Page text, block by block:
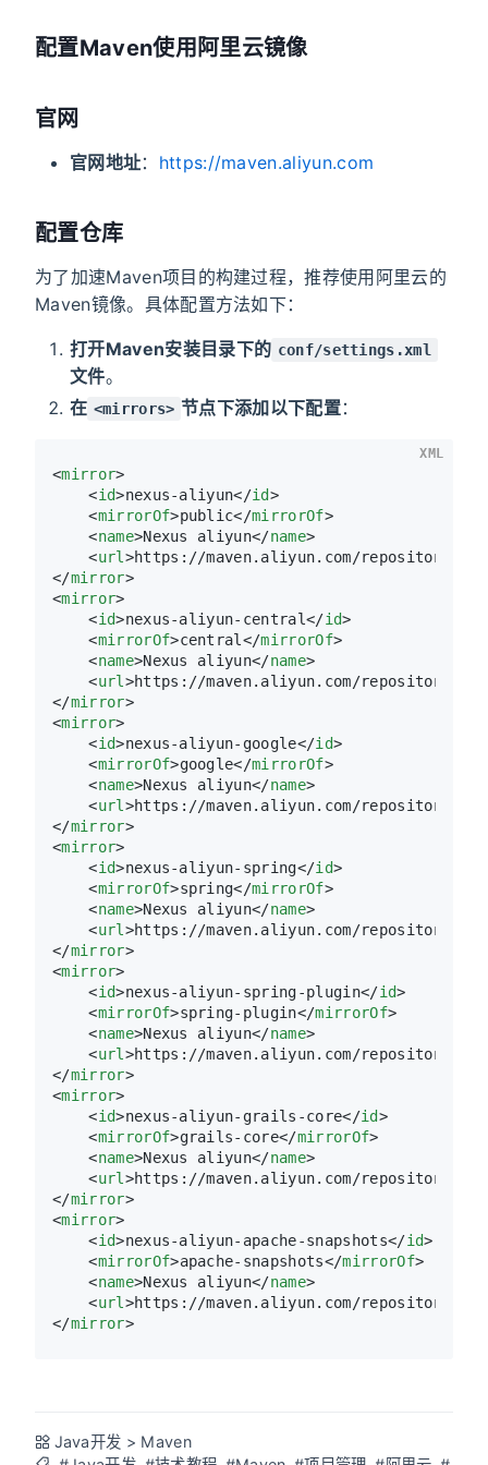
配置Maven使用阿里云镜像
官网
官网地址： https://maven.aliyun.com
配置仓库
为了加速Maven项目的构建过程，推荐使用阿里云的
Maven镜像。具体配置方法如下：
打开Maven安装目录下的 conf/settings.xml
文件。
在 <mirrors> 节点下添加以下配置：
<mirror>
<id>nexus-aliyun</id>
<mirrorOf>public</mirrorOf>
<name>Nexus aliyun</name>
<url >https://maven.aliyun.com/repository/
</mirror>
<mirror>
<id>nexus-aliyun-central</id>
<mirrorOf>central </mirrorOf>
<name>Nexus aliyun</name>
<url >https://maven.aliyun.com/repository/
</mirror>
<mirror>
<id>nexus-aliyun-google</id>
<mirrorOf>google</mirrorOf>
<name>Nexus aliyun</name>
<url >https://maven.aliyun.com/repository/
</mirror>
<mirror>
<id>nexus-aliyun-spring</id>
<mirrorOf>spring</mirrorOf>
<name>Nexus aliyun</name>
<url >https://maven.aliyun.com/repository/
</mirror>
<mirror>
<id>nexus-aliyun-spring-plugin</id>
<mirrorOf>spring-plugin</mirrorOf>
<name>Nexus aliyun</name>
<url >https://maven.aliyun.com/repository/
</mirror>
<mirror>
<id>nexus-aliyun-grails-core</id>
<mirrorOf>grails-core</mirrorOf>
<name>Nexus aliyun</name>
<url >https://maven.aliyun.com/repository/
</mirror>
<mirror>
<id>nexus-aliyun-apache-snapshots</id>
<mirrorOf>apache-snapshots</mirrorOf>
<name>Nexus aliyun</name>
<url >https://maven.aliyun.com/repository/
</mirror>
XML
Java开发 > Maven